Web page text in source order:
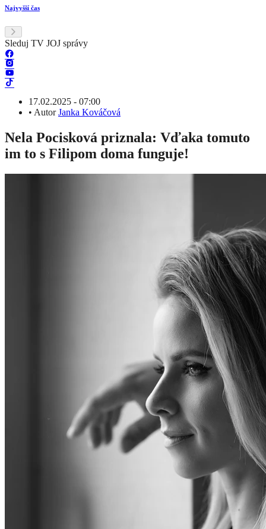
Najvyšší čas
Sleduj TV JOJ správy
17.02.2025 - 07:00
• AutorJanka Kováčová
Nela Pocisková priznala: Vďaka tomuto
im to s Filipom doma funguje!